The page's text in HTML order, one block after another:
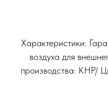
Характеристики:
воздуха для
производства: КНР/